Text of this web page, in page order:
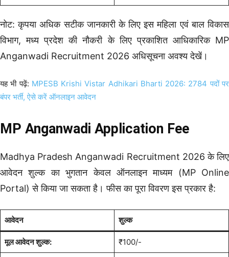
नोट: कृपया अधिक सटीक जानकारी के लिए इस महिला एवं बाल विकास
विभाग, मध्य प्रदेश की नौकरी के लिए प्रकाशित आधिकारिक MP
Anganwadi Recruitment 2026 अधिसूचना अवश्य देखें।
यह भी पढ़ें: MPESB Krishi Vistar Adhikari Bharti 2026: 2784 पदों पर
बंपर भर्ती, ऐसे करें ऑनलाइन आवेदन
MP Anganwadi Application Fee
Madhya Pradesh Anganwadi Recruitment 2026 के लिए
आवेदन शुल्क का भुगतान केवल ऑनलाइन माध्यम (MP Online
Portal) से किया जा सकता है। फीस का पूरा विवरण इस प्रकार है:
आवेदन शुल्क
मूल आवेदन शुल्क: ₹100/-